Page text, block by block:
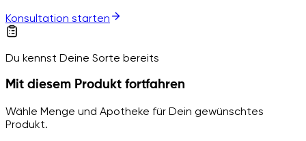
Konsultation starten
Du kennst Deine Sorte bereits
Mit diesem Produkt fortfahren
Wähle Menge und Apotheke für Dein gewünschtes
Produkt.